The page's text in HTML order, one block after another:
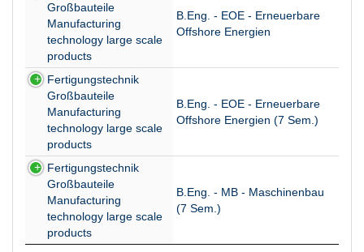
Großbauteile
Manufacturing
technology large scale
products
B.Eng. - EOE - Erneuerbare
Offshore Energien
Fertigungstechnik
Großbauteile
Manufacturing
technology large scale
products
B.Eng. - EOE - Erneuerbare
Offshore Energien (7 Sem.)
Fertigungstechnik
Großbauteile
Manufacturing
technology large scale
products
B.Eng. - MB - Maschinenbau
(7 Sem.)